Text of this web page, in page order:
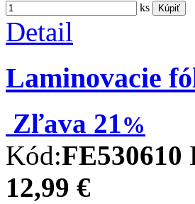
ks Kúpiť
Detail
Laminovacie
Zľava 21%
Kód:FE530610
12,99 €